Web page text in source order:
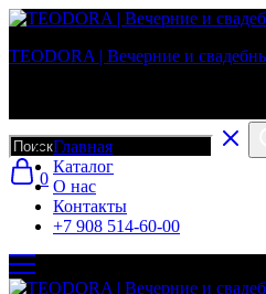
TEODORA | Вечерние и
0
Главная
Каталог
О нас
Контакты
+7 908 514-60-00